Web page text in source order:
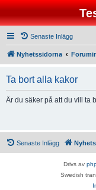
Senaste Inlägg
Nyhetssidorna
Ta bort alla kakor
Är du säker på att du vill ta
Senaste Inlägg
Drivs av
Swedish